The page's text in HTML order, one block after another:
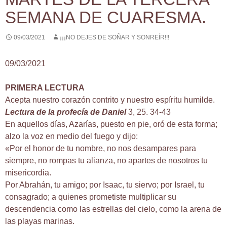
SEMANA DE CUARESMA.
09/03/2021 ¡¡¡NO DEJES DE SOÑAR Y SONREÍR!!!
09/03/2021
PRIMERA LECTURA
Acepta nuestro corazón contrito y nuestro espíritu humilde.
Lectura de la profecía de Daniel3, 25. 34-43
En aquellos días, Azarías, puesto en pie, oró de esta forma;
alzo la voz en medio del fuego y dijo:
«Por el honor de tu nombre, no nos desampares para
siempre, no rompas tu alianza, no apartes de nosotros tu
misericordia.
Por Abrahán, tu amigo; por Isaac, tu siervo; por Israel, tu
consagrado; a quienes prometiste multiplicar su
descendencia como las estrellas del cielo, como la arena de
las playas marinas.